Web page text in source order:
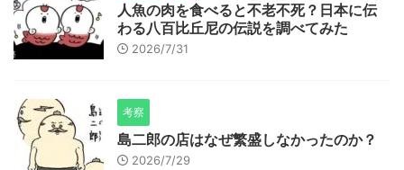
人魚の肉を食べると不老不死？日本に伝
わる八百比丘尼の伝説を調べてみた
2026/7/31
考察
島二郎の店はなぜ繁盛しなかったのか？
2026/7/29